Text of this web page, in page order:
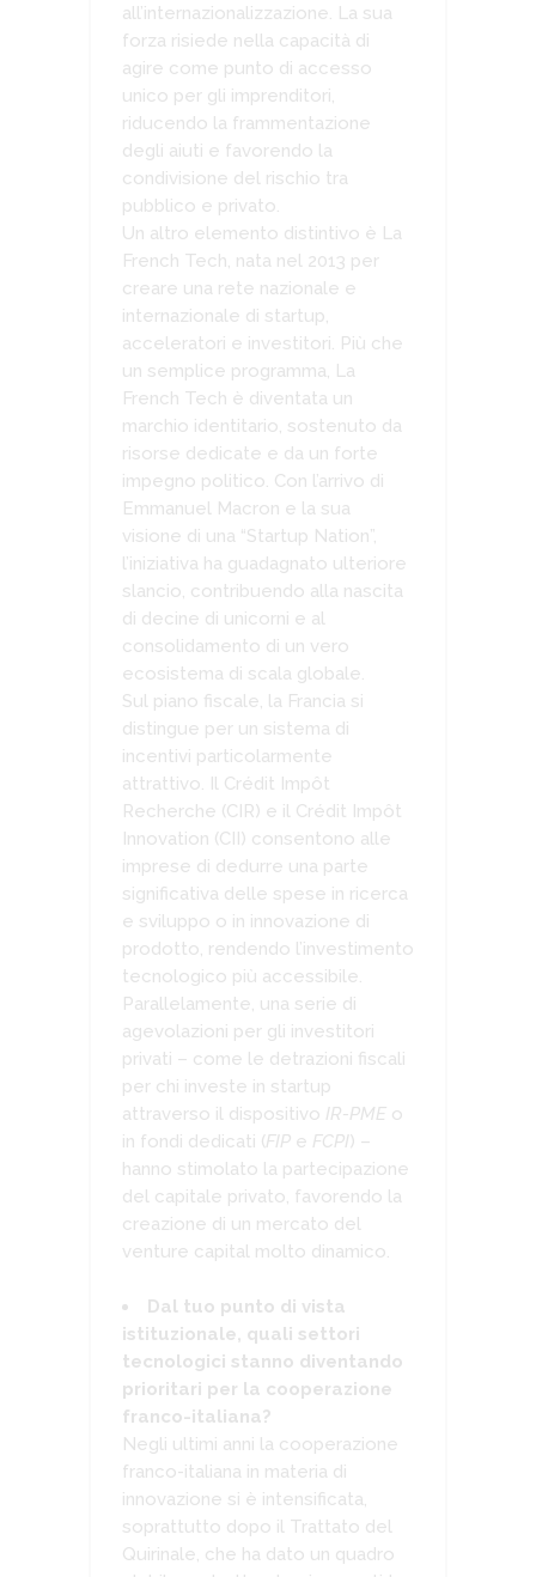
all’internazionalizzazione. La sua
forza risiede nella capacità di
agire come punto di accesso
unico per gli imprenditori,
riducendo la frammentazione
degli aiuti e favorendo la
condivisione del rischio tra
pubblico e privato.
Un altro elemento distintivo è La
French Tech, nata nel 2013 per
creare una rete nazionale e
internazionale di startup,
acceleratori e investitori. Più che
un semplice programma, La
French Tech è diventata un
marchio identitario, sostenuto da
risorse dedicate e da un forte
impegno politico. Con l’arrivo di
Emmanuel Macron e la sua
visione di una “Startup Nation”,
l’iniziativa ha guadagnato ulteriore
slancio, contribuendo alla nascita
di decine di unicorni e al
consolidamento di un vero
ecosistema di scala globale.
Sul piano fiscale, la Francia si
distingue per un sistema di
incentivi particolarmente
attrattivo. Il Crédit Impôt
Recherche (CIR) e il Crédit Impôt
Innovation (CII) consentono alle
imprese di dedurre una parte
significativa delle spese in ricerca
e sviluppo o in innovazione di
prodotto, rendendo l’investimento
tecnologico più accessibile.
Parallelamente, una serie di
agevolazioni per gli investitori
privati – come le detrazioni fiscali
per chi investe in startup
attraverso il dispositivo IR-PME o
in fondi dedicati (FIP e FCPI) –
hanno stimolato la partecipazione
del capitale privato, favorendo la
creazione di un mercato del
venture capital molto dinamico.
Dal tuo punto di vista
istituzionale, quali settori
tecnologici stanno diventando
prioritari per la cooperazione
franco-italiana?
Negli ultimi anni la cooperazione
franco-italiana in materia di
innovazione si è intensificata,
soprattutto dopo il Trattato del
Quirinale, che ha dato un quadro